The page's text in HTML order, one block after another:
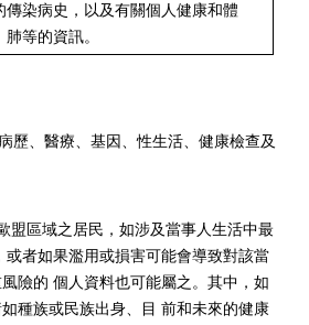
傳染病史，以及有關個人健康和體
等的資訊。
歷、醫療、基因、性生活、健康檢查及
盟區域之居民，如涉及當事人生活中最
或者如果濫用或損害可能會導致對該當
險的 個人資料也可能屬之。其中，如
種族或民族出身、目 前和未來的健康